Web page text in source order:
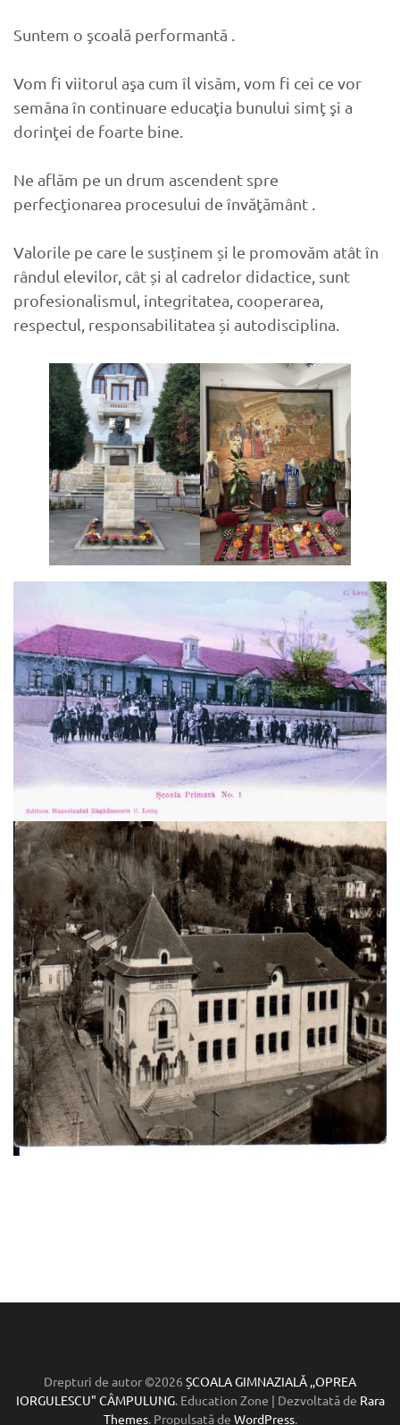
Suntem o şcoală performantă .
Vom fi viitorul aşa cum îl visăm, vom fi cei ce vor
semăna în continuare educaţia bunului simţ şi a
dorinţei de foarte bine.
Ne aflăm pe un drum ascendent spre
perfecţionarea procesului de învăţământ .
Valorile pe care le susținem și le promovăm atât în
rândul elevilor, cât și al cadrelor didactice, sunt
profesionalismul, integritatea, cooperarea,
respectul, responsabilitatea și autodisciplina.
Drepturi de autor ©2026 ȘCOALA GIMNAZIALĂ ,,OPREA
IORGULESCU" CÂMPULUNG. Education Zone | Dezvoltată de Rara
Themes. Propulsată de WordPress.